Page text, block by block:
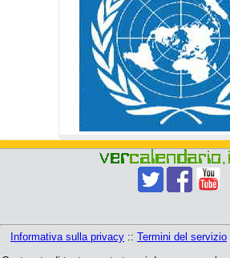
Informativa sulla privacy :: Termini del servizio